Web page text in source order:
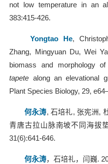
not low temperature in an
383:415-426.
Yongtao He,
Zhang, Mingyuan Du, Wei
biomass and morphology
tapete along an elevational
Plant Species Biology, 29,
何永涛, 石培礼, 张宪洲,
青唐古拉山脉南坡不同海拔
31(6):641-646.
何永涛，石培礼，闫巍.